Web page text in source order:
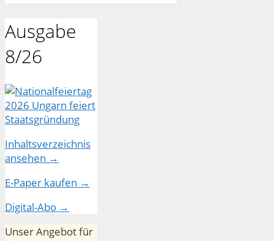
Ausgabe
8/26
Inhaltsverzeichnis
ansehen →
E-Paper kaufen →
Digital-Abo →
Unser Angebot für